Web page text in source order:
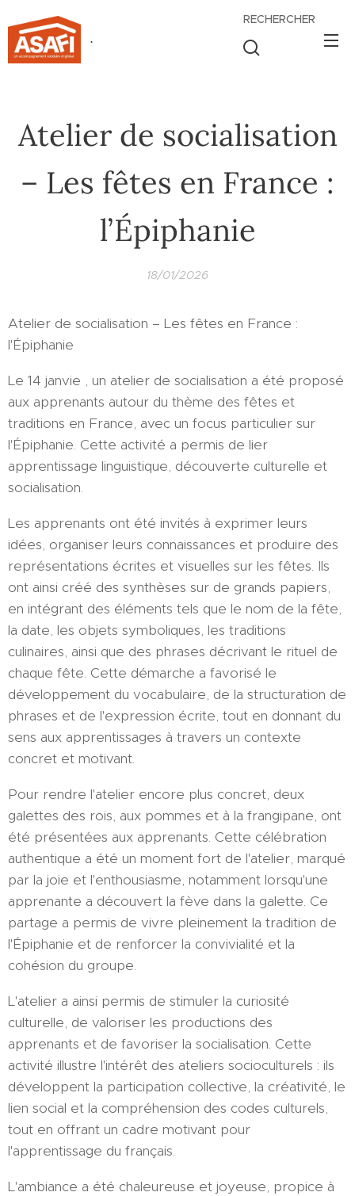
.
RECHERCHER
Atelier de socialisation
– Les fêtes en France :
l’Épiphanie
18/01/2026
Atelier de socialisation – Les fêtes en France :
l'Épiphanie
Le 14 janvie , un atelier de socialisation a été proposé
aux apprenants autour du thème des fêtes et
traditions en France, avec un focus particulier sur
l'Épiphanie. Cette activité a permis de lier
apprentissage linguistique, découverte culturelle et
socialisation.
Les apprenants ont été invités à exprimer leurs
idées, organiser leurs connaissances et produire des
représentations écrites et visuelles sur les fêtes. Ils
ont ainsi créé des synthèses sur de grands papiers,
en intégrant des éléments tels que le nom de la fête,
la date, les objets symboliques, les traditions
culinaires, ainsi que des phrases décrivant le rituel de
chaque fête. Cette démarche a favorisé le
développement du vocabulaire, de la structuration de
phrases et de l'expression écrite, tout en donnant du
sens aux apprentissages à travers un contexte
concret et motivant.
Pour rendre l'atelier encore plus concret, deux
galettes des rois, aux pommes et à la frangipane, ont
été présentées aux apprenants. Cette célébration
authentique a été un moment fort de l'atelier, marqué
par la joie et l'enthousiasme, notamment lorsqu'une
apprenante a découvert la fève dans la galette. Ce
partage a permis de vivre pleinement la tradition de
l'Épiphanie et de renforcer la convivialité et la
cohésion du groupe.
L'atelier a ainsi permis de stimuler la curiosité
culturelle, de valoriser les productions des
apprenants et de favoriser la socialisation. Cette
activité illustre l'intérêt des ateliers socioculturels : ils
développent la participation collective, la créativité, le
lien social et la compréhension des codes culturels,
tout en offrant un cadre motivant pour
l'apprentissage du français.
L'ambiance a été chaleureuse et joyeuse, propice à